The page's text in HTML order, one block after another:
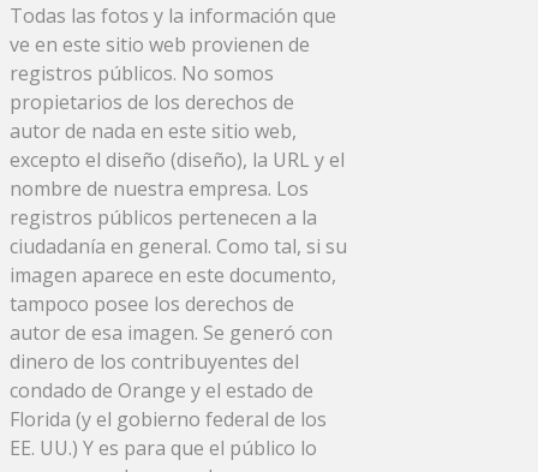
Todas las fotos y la información que
ve en este sitio web provienen de
registros públicos. No somos
propietarios de los derechos de
autor de nada en este sitio web,
excepto el diseño (diseño), la URL y el
nombre de nuestra empresa. Los
registros públicos pertenecen a la
ciudadanía en general. Como tal, si su
imagen aparece en este documento,
tampoco posee los derechos de
autor de esa imagen. Se generó con
dinero de los contribuyentes del
condado de Orange y el estado de
Florida (y el gobierno federal de los
EE. UU.) Y es para que el público lo